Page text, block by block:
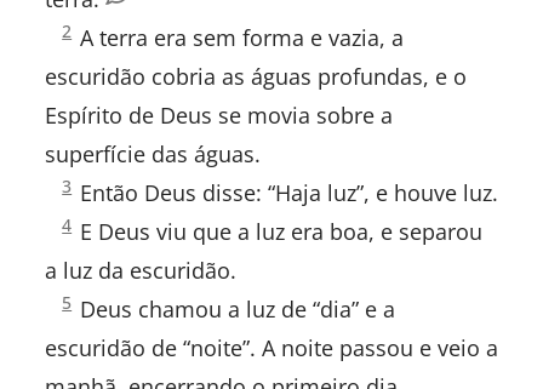
Gênesis
1:
2 A terra era sem forma e vazia, a
escuridão cobria as águas profundas, e o
Espírito de Deus se movia sobre a
superfície das águas.
Gênesis
1:
3 Então Deus disse: “Haja luz”, e houve luz.
Gênesis
1:
4 E Deus viu que a luz era boa, e separou
a luz da escuridão.
Gênesis
1:
5 Deus chamou a luz de “dia” e a
escuridão de “noite”. A noite passou e veio a